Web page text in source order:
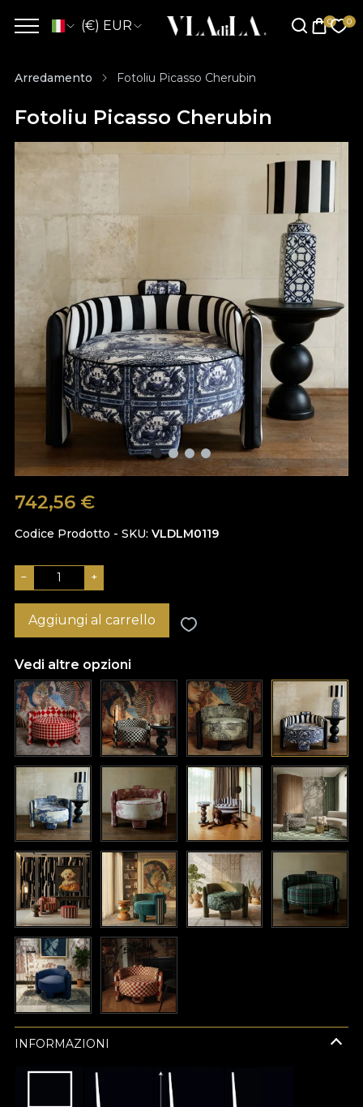
(€) EUR
Arredamento Fotoliu Picasso Cherubin
Fotoliu Picasso Cherubin
742,56 €
Codice Prodotto - SKU VLDLM0119
− +
Aggiungi al carrello
Vedi altre opzioni
INFORMAZIONI